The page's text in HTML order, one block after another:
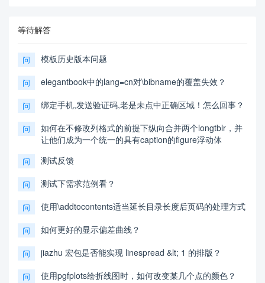
等待解答
问 模板历史版本问题
问 elegantbook中的lang=cn对\bibname的覆盖失效？
问 绑定手机,发送验证码,老是未点中正确区域！怎么回事？
问
如何在不修改列格式的前提下纵向合并两个longtblr，并
让他们成为一个统一的具有caption的figure浮动体
问 测试反馈
问 测试下需求范例看？
问 使用\addtocontents适当延长目录长度后页码的处理方式
问 如何更好的显示偏差曲线？
问 jiazhu 宏包是否能实现 linespread &lt; 1 的排版？
问 使用pgfplots绘折线图时，如何改变某几个点的颜色？